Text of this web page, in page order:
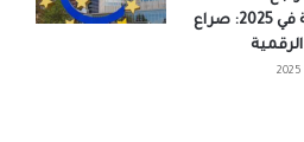
اللامركزية في 2025: صراع